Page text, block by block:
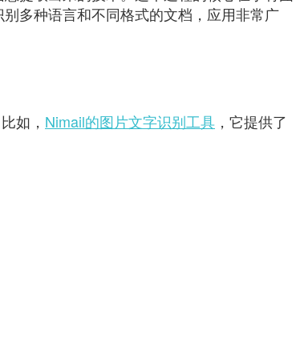
多种语言和不同格式的文档，应用非常广
如， Nimail的图片文字识别工具 ，它提供了